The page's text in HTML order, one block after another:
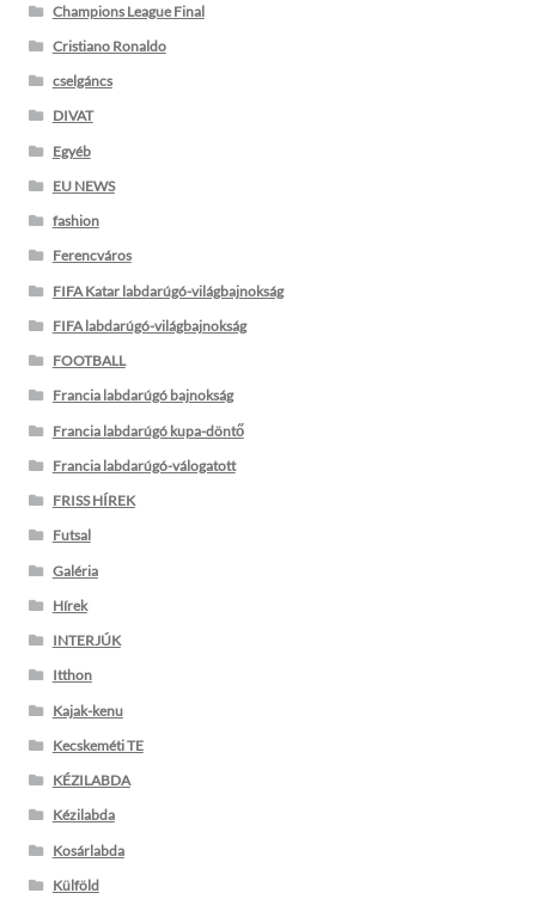
Champions League Final
Cristiano Ronaldo
cselgáncs
DIVAT
Egyéb
EU NEWS
fashion
Ferencváros
FIFA Katar labdarúgó-világbajnokság
FIFA labdarúgó-világbajnokság
FOOTBALL
Francia labdarúgó bajnokság
Francia labdarúgó kupa-döntő
Francia labdarúgó-válogatott
FRISS HÍREK
Futsal
Galéria
Hírek
INTERJÚK
Itthon
Kajak-kenu
Kecskeméti TE
KÉZILABDA
Kézilabda
Kosárlabda
Külföld